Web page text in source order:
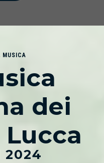
MUSICA
dei